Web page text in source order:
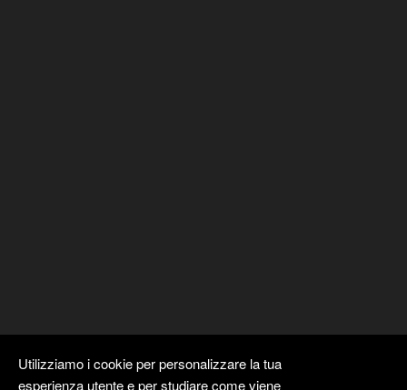
Utilizziamo i cookie per personalizzare la tua
esperienza utente e per studiare come viene